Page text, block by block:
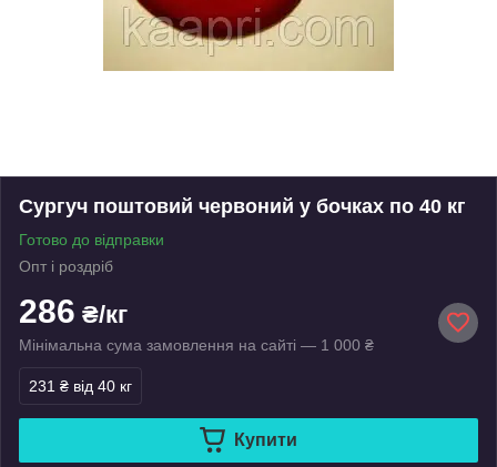
Сургуч поштовий червоний у бочках по 40 кг
Готово до відправки
Опт і роздріб
286 ₴/кг
Мінімальна сума замовлення на сайті — 1 000 ₴
231 ₴ від 40 кг
Купити